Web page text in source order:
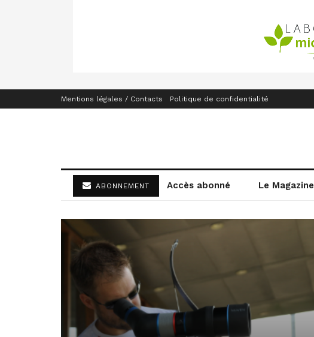
Mentions légales / Contacts Politique de confidentialité
ABONNEMENT Accès abonné Le Magazine